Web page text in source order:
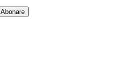
Abonare